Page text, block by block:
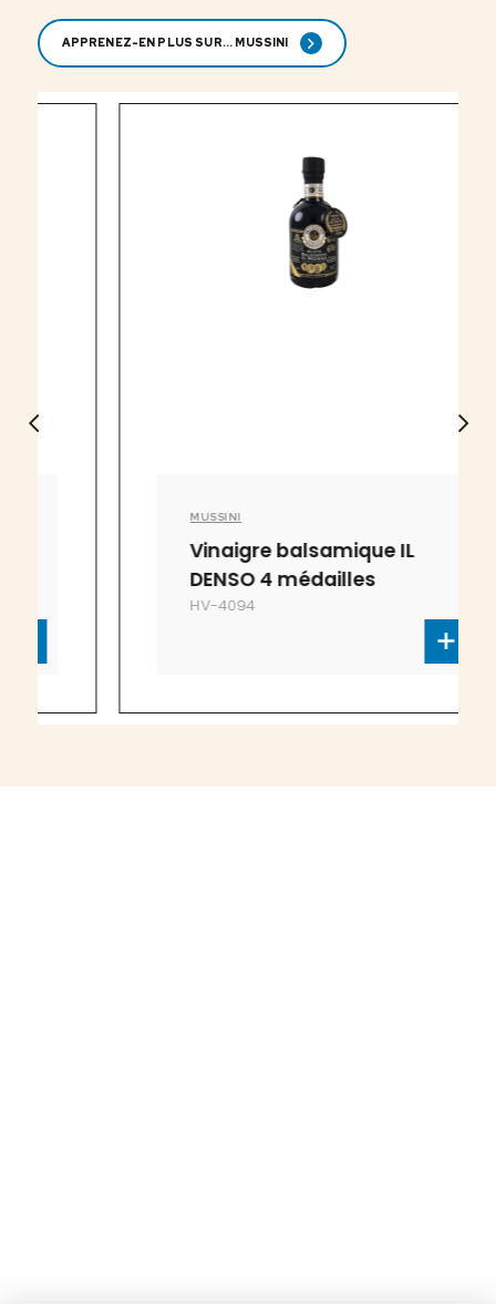
APPRENEZ-EN PLUS SUR... MUSSINI
Vinaigre balsamique IL
DENSO 4 médailles
HV-4094